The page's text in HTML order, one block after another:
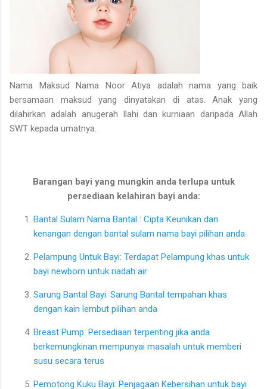
Nama Maksud Nama Noor Atiya adalah nama yang baik
bersamaan maksud yang dinyatakan di atas. Anak yang
dilahirkan adalah anugerah Ilahi dan kurniaan daripada Allah
SWT kepada umatnya.
Barangan bayi yang mungkin anda terlupa untuk
persediaan kelahiran bayi anda:
Bantal Sulam Nama Bantal : Cipta Keunikan dan
kenangan dengan bantal sulam nama bayi pilihan anda
Pelampung Untuk Bayi: Terdapat Pelampung khas untuk
bayi newborn untuk riadah air
Sarung Bantal Bayi: Sarung Bantal tempahan khas
dengan kain lembut pilihan anda
Breast Pump: Persediaan terpenting jika anda
berkemungkinan mempunyai masalah untuk memberi
susu secara terus
Pemotong Kuku Bayi: Penjagaan Kebersihan untuk bayi